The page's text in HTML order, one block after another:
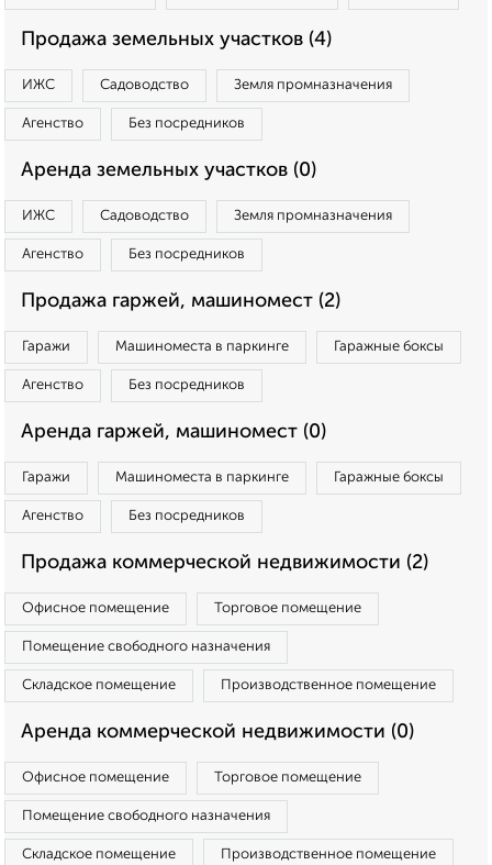
Продажа земельных участков (4)
ИЖС Садоводство Земля промназначения
Агенство Без посредников
Аренда земельных участков (0)
ИЖС Садоводство Земля промназначения
Агенство Без посредников
Продажа гаржей, машиномест (2)
Гаражи Машиноместа в паркинге Гаражные боксы
Агенство Без посредников
Аренда гаржей, машиномест (0)
Гаражи Машиноместа в паркинге Гаражные боксы
Агенство Без посредников
Продажа коммерческой недвижимости (2)
Офисное помещение Торговое помещение
Помещение свободного назначения
Складское помещение Производственное помещение
Аренда коммерческой недвижимости (0)
Офисное помещение Торговое помещение
Помещение свободного назначения
Складское помещение Производственное помещение